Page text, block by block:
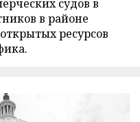
судов в
в районе
ресурсов